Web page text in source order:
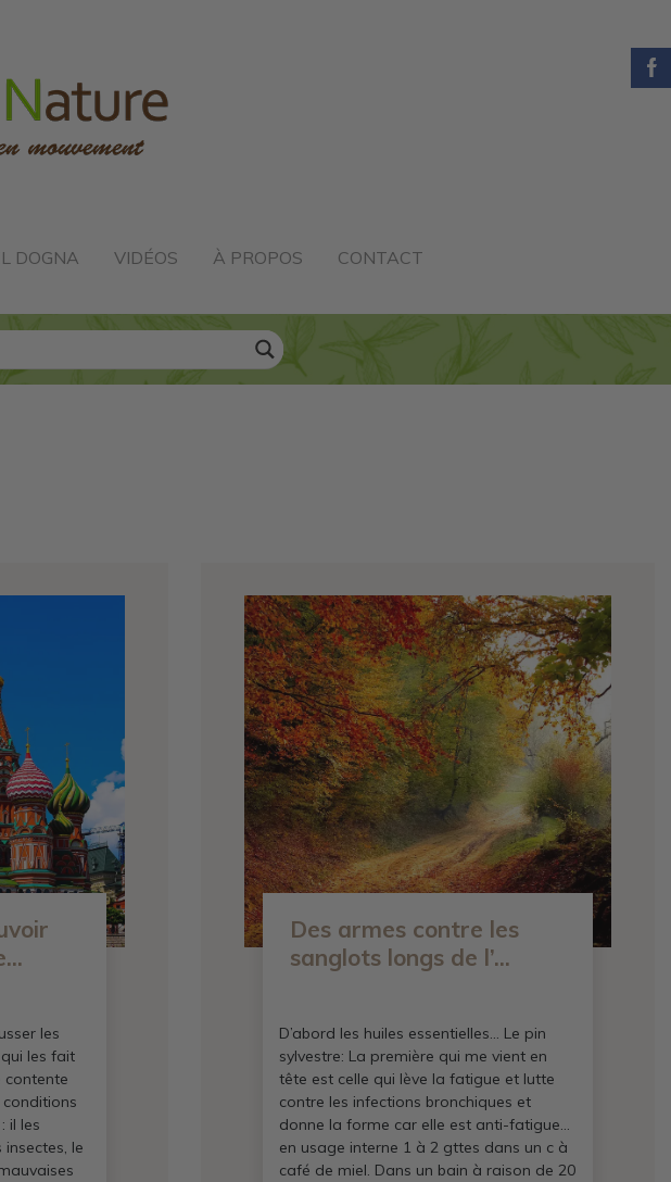
DOGNA VIDÉOS À PROPOS CONTACT
les
les fait
contente
conditions
il les
le
Des armes contre les
sanglots longs de l’...
D’abord les huiles essentielles… Le pin
sylvestre: La première qui me vient en
tête est celle qui lève la fatigue et lutte
contre les infections bronchiques et
donne la forme car elle est anti-fatigue…
en usage interne 1 à 2 gttes dans un c à
café de miel. Dans un bain à raison de 20